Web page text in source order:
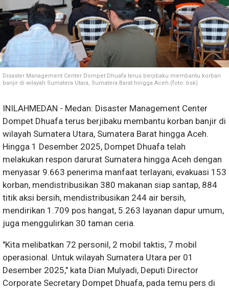
Disaster Management Center Dompet Dhuafa terus berjibaku membantu korban
banjir di wilayah Sumatera Utara, Sumatera Barat hingga Aceh.(foto: bsk)
INILAHMEDAN - Medan: Disaster Management Center
Dompet Dhuafa terus berjibaku membantu korban banjir di
wilayah Sumatera Utara, Sumatera Barat hingga Aceh.
Hingga 1 Desember 2025, Dompet Dhuafa telah
melakukan respon darurat Sumatera hingga Aceh dengan
menyasar 9.663 penerima manfaat terlayani, evakuasi 153
korban, mendistribusikan 380 makanan siap santap, 884
titik aksi bersih, mendistribusikan 244 air bersih,
mendirikan 1.709 pos hangat, 5.263 layanan dapur umum,
juga menggulirkan 30 taman ceria.
"Kita melibatkan 72 personil, 2 mobil taktis, 7 mobil
operasional. Untuk wilayah Sumatera Utara per 01
Desember 2025," kata Dian Mulyadi, Deputi Director
Corporate Secretary Dompet Dhuafa, pada temu pers di